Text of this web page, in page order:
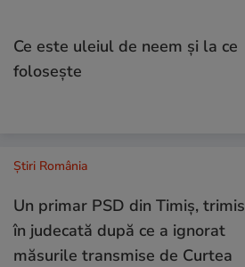
Ce este uleiul de neem și la ce
folosește
Știri România
Un primar PSD din Timiș, trimis
în judecată după ce a ignorat
măsurile transmise de Curtea